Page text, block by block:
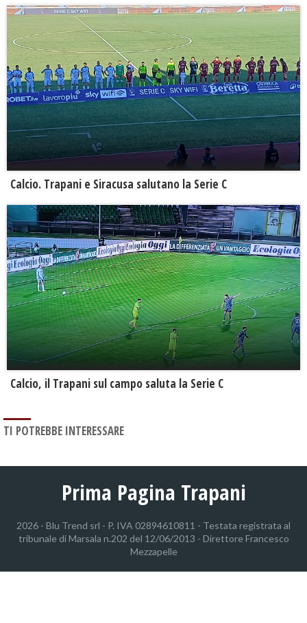
Calcio. Trapani e Siracusa salutano la Serie C
Calcio, il Trapani sul campo saluta la Serie C
TI POTREBBE INTERESSARE
Prima Pagina Trapani
2026 - Blu Trend srl - P. IVA 02894610811 - Testata registrata al
tribunale di Marsala n.202 del 12/06/2013 - Direttore Francesco
Mezzapelle